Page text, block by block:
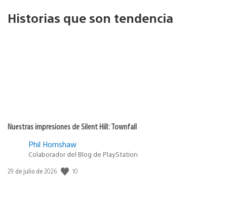
Historias que son tendencia
Nuestras impresiones de Silent Hill: Townfall
Phil Hornshaw
Colaborador del Blog de PlayStation
Fecha
29 de julio de 2026 10